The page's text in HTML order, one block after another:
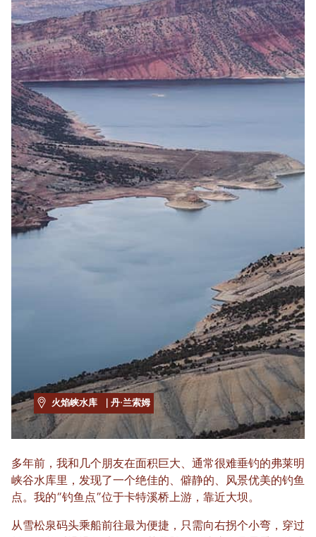
火焰峡水库 | 丹·兰索姆
多年前，我和几个朋友在面积巨大、通常很难垂钓的弗莱明
峡谷水库里，发现了一个绝佳的、僻静的、风景优美的钓鱼
点。我的“钓鱼点”位于卡特溪桥上游，靠近大坝。
从雪松泉码头乘船前往最为便捷，只需向右拐个小弯，穿过